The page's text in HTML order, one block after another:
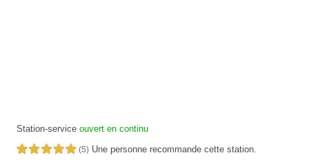
Station-service ouvert en continu
5,0 étoiles sur 5 (5) Une personne recommande cette station.